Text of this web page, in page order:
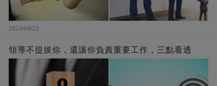
2024/04/22
領導不提拔你，還讓你負責重要工作，三點看透